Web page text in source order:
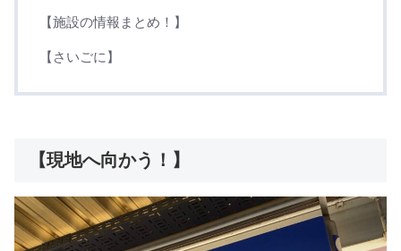
【施設の情報まとめ！】
【さいごに】
【現地へ向かう！】